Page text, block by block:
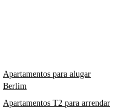
Apartamentos para alugar
Berlim
Apartamentos T2 para arrendar